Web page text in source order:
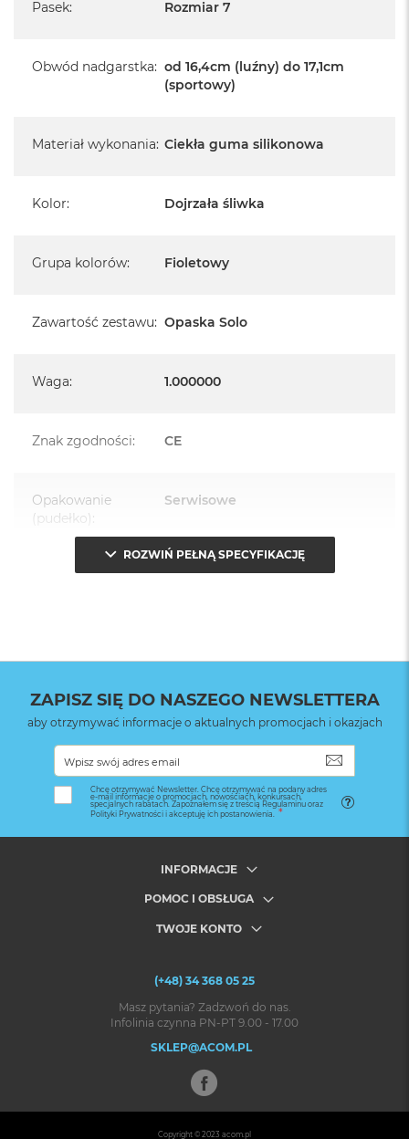
Pasek: Rozmiar 7
Obwód nadgarstka: od 16,4cm (luźny) do 17,1cm
(sportowy)
Materiał wykonania: Ciekła guma silikonowa
Kolor: Dojrzała śliwka
Grupa kolorów: Fioletowy
Zawartość zestawu: Opaska Solo
Waga: 1.000000
Znak zgodności: CE
Opakowanie
(pudełko):
Serwisowe
ROZWIŃ PEŁNĄ SPECYFIKACJĘ
ZAPISZ SIĘ DO NASZEGO NEWSLETTERA
aby otrzymywać informacje o aktualnych promocjach i okazjach
Chcę otrzymywać Newsletter. Chcę otrzymywać na podany adres
e-mail informacje o promocjach, nowościach, konkursach,
specjalnych rabatach. Zapoznałem się z treścią Regulaminu oraz
Polityki Prywatności i akceptuję ich postanowienia.
INFORMACJE
POMOC I OBSŁUGA
TWOJE KONTO
(+48) 34 368 05 25
Masz pytania? Zadzwoń do nas.
Infolinia czynna PN-PT 9.00 - 17.00
SKLEP@ACOM.PL
Copyright © 2023 acom.pl